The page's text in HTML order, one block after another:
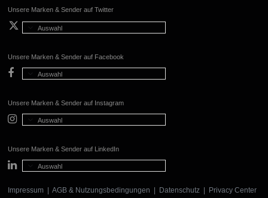
Unsere Marken & Sender auf Twitter
Auswahl
Unsere Marken & Sender auf Facebook
Auswahl
Unsere Marken & Sender auf Instagram
Auswahl
Unsere Marken & Sender auf LinkedIn
Auswahl
Impressum AGB & Nutzungsbedingungen Datenschutz
Privacy Center